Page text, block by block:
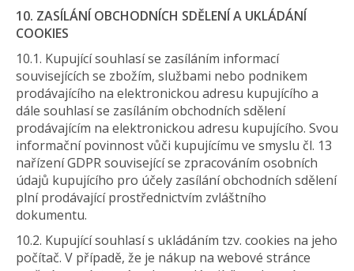
10. ZASÍLÁNÍ OBCHODNÍCH SDĚLENÍ A UKLÁDÁNÍ
COOKIES
10.1. Kupující souhlasí se zasíláním informací
souvisejících se zbožím, službami nebo podnikem
prodávajícího na elektronickou adresu kupujícího a
dále souhlasí se zasíláním obchodních sdělení
prodávajícím na elektronickou adresu kupujícího. Svou
informační povinnost vůči kupujícímu ve smyslu čl. 13
nařízení GDPR související se zpracováním osobních
údajů kupujícího pro účely zasílání obchodních sdělení
plní prodávající prostřednictvím zvláštního
dokumentu.
10.2. Kupující souhlasí s ukládáním tzv. cookies na jeho
počítač. V případě, že je nákup na webové stránce